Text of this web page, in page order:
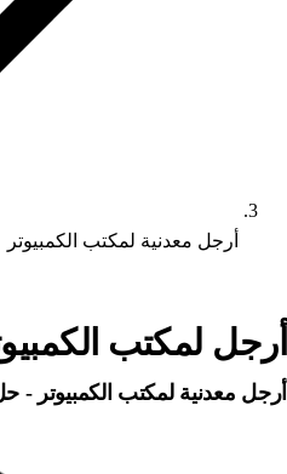
أرجل معدنية لمكتب الكمبيوتر
أرجل لمكتب
أرجل معدنية لمكتب